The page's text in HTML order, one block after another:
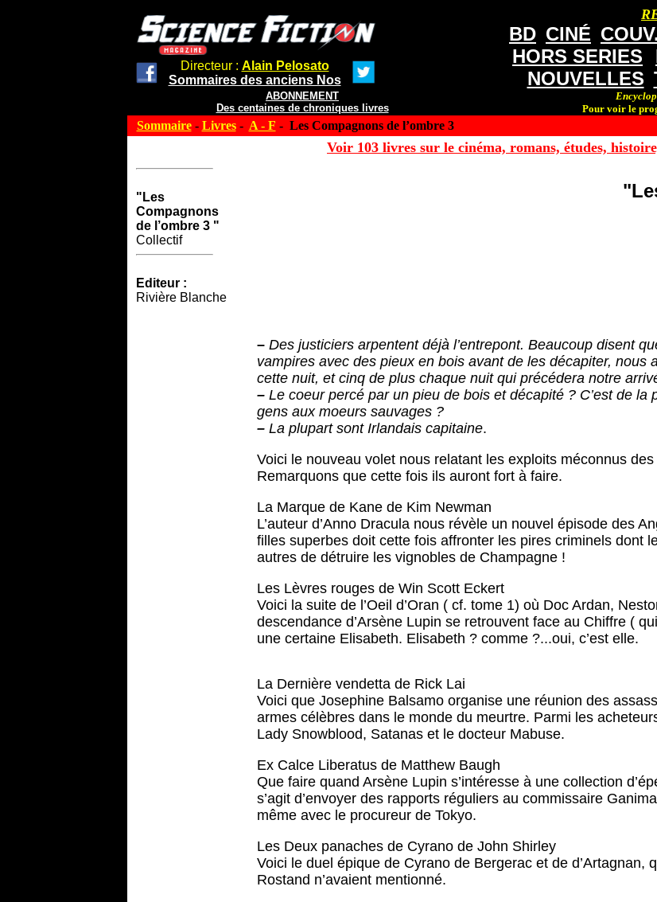
Directeur : Alain Pelosato
Sommaires des anciens Nos
ABONNEMENT
Des centaines de chroniques livres
BD CINÉ COUV.
HORS SERIES
NOUVELLES
Pour voir le
Sommaire- Livres- A - F - Les Compagnons de l’ombre 3
Voir 103 livres sur le cinéma, romans, études,
"Les
Compagnons
de l’ombre 3 "
Collectif
Editeur :
Rivière Blanche
– Des justiciers arpentent déjà l’entrepont. Beaucoup disent
vampires avec des pieux en bois avant de les décapiter, nous
cette nuit, et cinq de plus chaque nuit qui précédera notre
–Le coeur percé par un pieu de bois et décapité ? C’est de la
gens aux moeurs sauvages ?
–La plupart sont Irlandais capitaine.
Voici le nouveau volet nous relatant les exploits méconnus
Remarquons que cette fois ils auront fort à faire.
La Marque de Kane de Kim Newman
L’auteur d’Anno Dracula nous révèle un nouvel épisode des
filles superbes doit cette fois affronter les pires criminels dont
autres de détruire les vignobles de Champagne !
Les Lèvres rouges de Win Scott Eckert
Voici la suite de l’Oeil d’Oran ( cf. tome 1) où Doc Ardan,
descendance d’Arsène Lupin se retrouvent face au Chiffre (
une certaine Elisabeth. Elisabeth ? comme ?...oui, c’est elle.
La Dernière vendetta de Rick Lai
Voici que Josephine Balsamo organise une réunion des
armes célèbres dans le monde du meurtre. Parmi les
Lady Snowblood, Satanas et le docteur Mabuse.
Ex Calce Liberatus de Matthew Baugh
Que faire quand Arsène Lupin s’intéresse à une collection
s’agit d’envoyer des rapports réguliers au commissaire
même avec le procureur de Tokyo.
Les Deux panaches de Cyrano de John Shirley
Voici le duel épique de Cyrano de Bergerac et de d’Artagnan,
Rostand n’avaient mentionné.